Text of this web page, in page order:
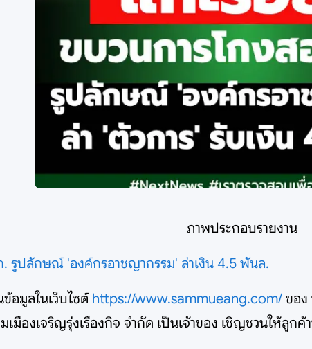
ภาพประกอบรายงาน
. รูปลักษณ์ 'องค์กรอาชญากรรม' ล่าเงิน 4.5 พันล.
อมูลในเว็บไซต์ https://www.sammueang.com/ ของ
มืองเจริญรุ่งเรืองกิจ จำกัด เป็นเจ้าของ เชิญชวนให้ลูก